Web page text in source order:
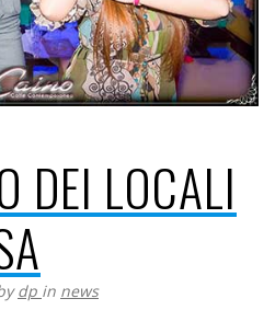
DEI LOCALI
dp in news